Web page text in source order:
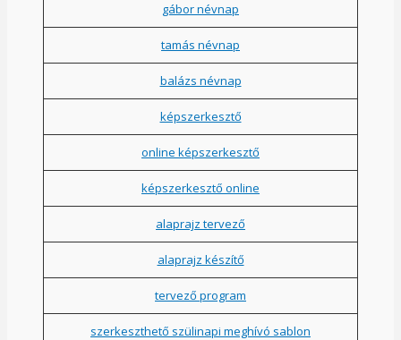
gábor névnap
tamás névnap
balázs névnap
képszerkesztő
online képszerkesztő
képszerkesztő online
alaprajz tervező
alaprajz készítő
tervező program
szerkeszthető szülinapi meghívó sablon